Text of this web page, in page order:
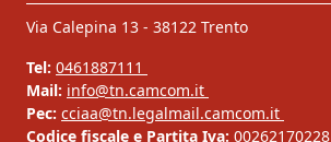
Via Calepina 13 - 38122 Trento
Tel: 0461887111
Mail: info@tn.camcom.it
Pec: cciaa@tn.legalmail.camcom.it
Codice fiscale e Partita Iva: 00262170228